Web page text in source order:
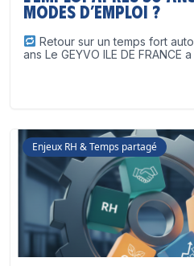
modes d’emploi ?
Retour sur un temps fort
ans Le GEYVO ILE DE FRANCE
Enjeux RH & Temps partagé